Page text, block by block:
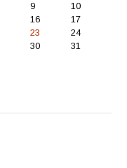
9
10
16
17
23
24
30 31